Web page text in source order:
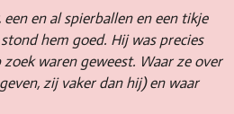
en al spierballen en een tikje
hem goed. Hij was precies
waren geweest. Waar ze over
zij vaker dan hij) en waar